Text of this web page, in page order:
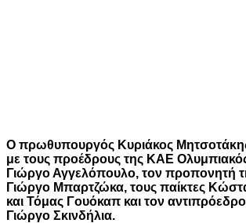
Ο πρωθυπουργός Κυριάκος
με τους προέδρους της ΚΑΕ
Γιώργο Αγγελόπουλο, τον προπονητή
Γιώργο Μπαρτζώκα, τους παίκτες
και Τόμας Γουόκαπ και τον
Γιώργο Σκινδήλια.